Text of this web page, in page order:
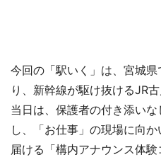
今回の「駅いく」は、宮城
り、新幹線が駆け抜けるJR
当日は、保護者の付き添い
し、「お仕事」の現場に向
届ける「構内アナウンス体